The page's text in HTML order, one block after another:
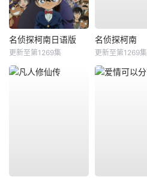
名侦探柯南日语版
更新至第1269集
名侦探柯南
更新至第1269集